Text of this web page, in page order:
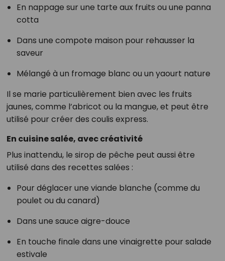
En nappage sur une tarte aux fruits ou une panna
cotta
Dans une compote maison pour rehausser la
saveur
Mélangé à un fromage blanc ou un yaourt nature
Il se marie particulièrement bien avec les fruits
jaunes, comme l’abricot ou la mangue, et peut être
utilisé pour créer des coulis express.
En cuisine salée, avec créativité
Plus inattendu, le sirop de pêche peut aussi être
utilisé dans des recettes salées :
Pour déglacer une viande blanche (comme du
poulet ou du canard)
Dans une sauce aigre-douce
En touche finale dans une vinaigrette pour salade
estivale